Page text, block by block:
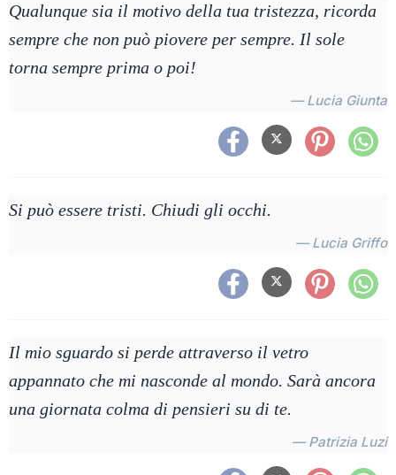
Qualunque sia il motivo della tua tristezza, ricorda
sempre che non può piovere per sempre. Il sole
torna sempre prima o poi!
— Lucia Giunta
Si può essere tristi. Chiudi gli occhi.
— Lucia Griffo
Il mio sguardo si perde attraverso il vetro
appannato che mi nasconde al mondo. Sarà ancora
una giornata colma di pensieri su di te.
— Patrizia Luzi